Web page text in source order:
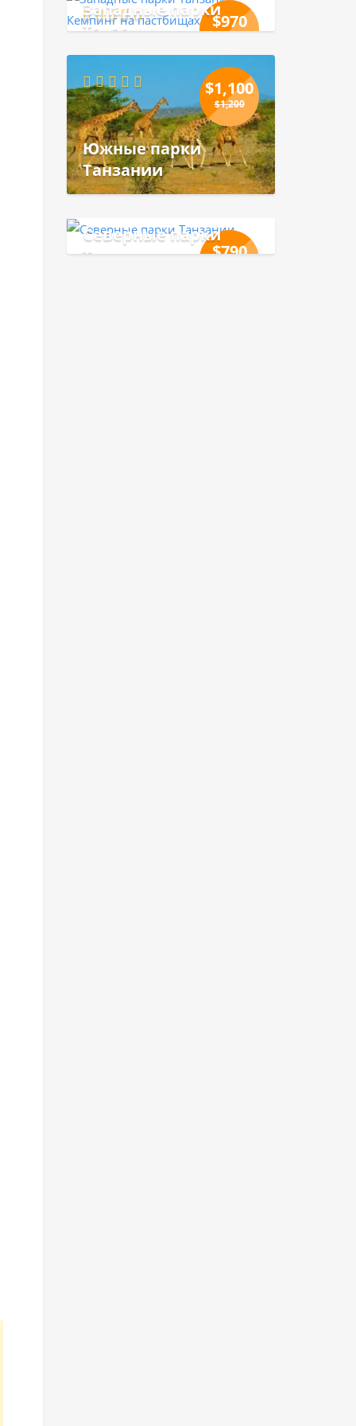
$970
Западные парки
Танзании
$1,200
$1,100
Южные парки
Танзании
$790
Северные парки
Танзании